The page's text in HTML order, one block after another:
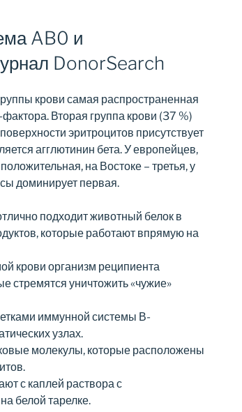
AB0 и
DonorSearch
крови самая распространенная
Вторая группа крови (37 %)
эритроцитов присутствует
агглютинин бета. У европейцев,
на Востоке – третья, у
доминирует первая.
подходит животный белок в
которые работают впрямую на
крови организм реципиента
стремятся уничтожить «чужие»
иммунной системы В-
узлах.
молекулы, которые расположены
с каплей раствора с
белой тарелке.